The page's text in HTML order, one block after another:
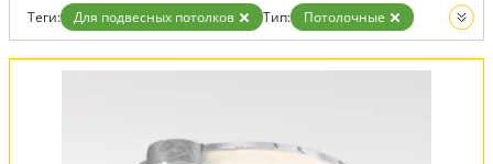
Теги: Для подвесных потолков Тип:
Потолочные
Тип ламп:
LED Вид: Светильники